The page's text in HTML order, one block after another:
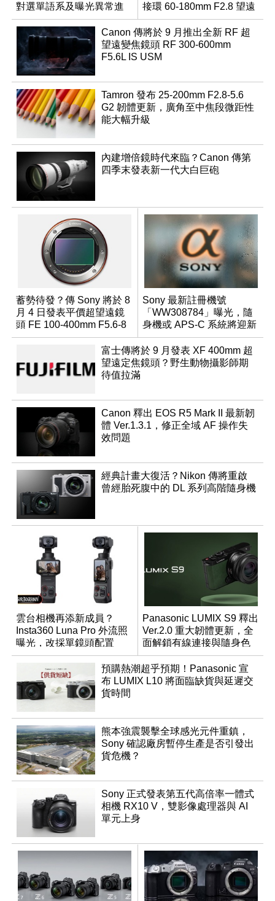
對選單語系及曝光異常進
行修復
接環 60-180mm F2.8 望遠
變焦鏡
Canon 傳將於 9 月推出全新 RF 超
望遠變焦鏡頭 RF 300-600mm
F5.6L IS USM
Tamron 發布 25-200mm F2.8-5.6
G2 韌體更新，廣角至中焦段微距性
能大幅升級
內建增倍鏡時代來臨？Canon 傳第
四季末發表新一代大白巨砲
蓄勢待發？傳 Sony 將於 8
月 4 日發表平價超望遠鏡
頭 FE 100-400mm F5.6-8
Sony 最新註冊機號
「WW308784」曝光，隨
身機或 APS-C 系統將迎新
成員？
富士傳將於 9 月發表 XF 400mm 超
望遠定焦鏡頭？野生動物攝影師期
待值拉滿
Canon 釋出 EOS R5 Mark II 最新韌
體 Ver.1.3.1，修正全域 AF 操作失
效問題
經典計畫大復活？Nikon 傳將重啟
曾經胎死腹中的 DL 系列高階隨身機
雲台相機再添新成員？
Insta360 Luna Pro 外流照
曝光，改採單鏡頭配置
Panasonic LUMIX S9 釋出
Ver.2.0 重大韌體更新，全
面解鎖有線連接與隨身色
調編輯
預購熱潮超乎預期！Panasonic 宣
布 LUMIX L10 將面臨缺貨與延遲交
貨時間
熊本強震襲擊全球感光元件重鎮，
Sony 確認廠房暫停生產是否引發出
貨危機？
Sony 正式發表第五代高倍率一體式
相機 RX10 V，雙影像處理器與 AI
單元上身